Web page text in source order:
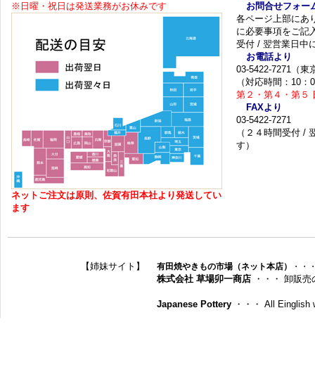
※日曜・祝日は発送業務がお休みです
ネットご注文は原則、佐賀有田本社より発送してい
ます
お問合せフォー
各ページ上部にあ
に必要事項をご記
受付 / 翌営業日中
お電話より
03-5422-7271（東
（対応時間：10：
第２・第４・第５
FAXより
03-5422-7271
（２４時間受付 /
す）
【姉妹サイト】 有田焼やきもの市場（ネット本店） ・・
株式会社 草場卯一商店 ・・・ 卸販
Japanese Pottery ・・・ All